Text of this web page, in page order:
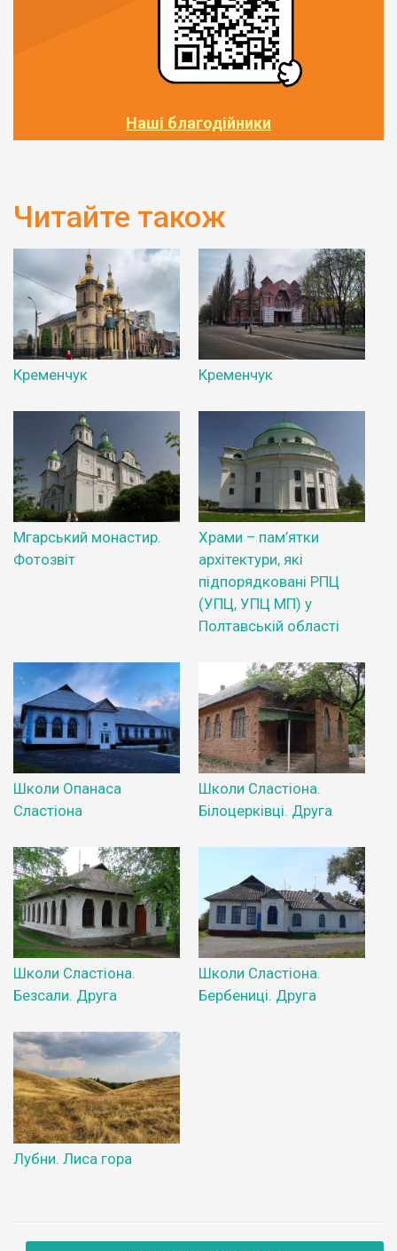
Наші благодійники
Читайте також
Кременчук Кременчук
Мгарський монастир.
Фотозвіт
Храми – пам’ятки
архітектури, які
підпорядковані РПЦ
(УПЦ, УПЦ МП) у
Полтавській області
Школи Опанаса
Сластіона
Школи Сластіона.
Білоцерківці. Друга
Школи Сластіона.
Безсали. Друга
Школи Сластіона.
Бербениці. Друга
Лубни. Лиса гора